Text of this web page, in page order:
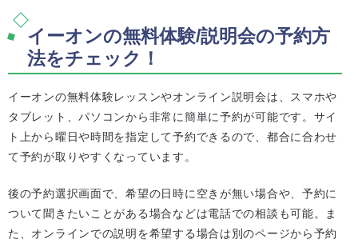
イーオンの無料体験/説明会の予約方
法をチェック！
イーオンの無料体験レッスンやオンライン説明会は、スマホや
タブレット、パソコンから非常に簡単に予約が可能です。サイ
ト上から曜日や時間を指定して予約できるので、都合に合わせ
て予約が取りやすくなっています。
後の予約選択画面で、希望の日時に空きが無い場合や、予約に
ついて聞きたいことがある場合などは電話での相談も可能。ま
た、オンラインでの説明を希望する場合は別のページから予約